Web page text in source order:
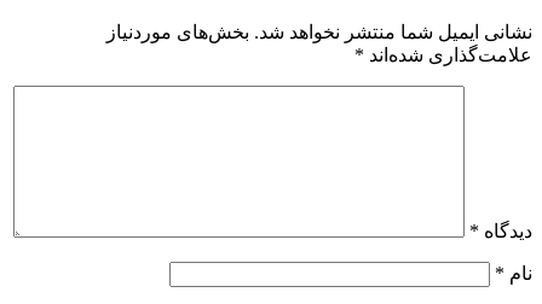
نشانی ایمیل شما منتشر نخواهد شد. بخش‌های موردنیاز
علامت‌گذاری شده‌اند *
دیدگاه *
نام *